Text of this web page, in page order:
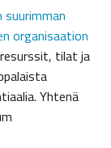
suurimman
organisaation
tilat ja
Yhtenä